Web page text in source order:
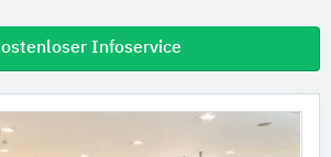
Infoservice